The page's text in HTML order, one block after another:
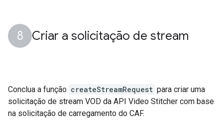
Criar a solicitação de stream
Conclua a função createStreamRequest para criar uma
solicitação de stream VOD da API Video Stitcher com base
na solicitação de carregamento do CAF.